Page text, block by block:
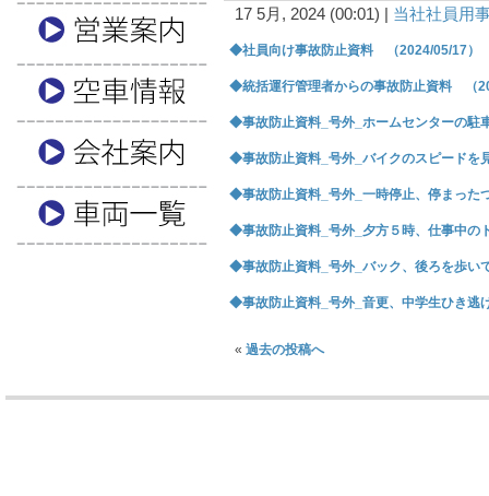
17 5月, 2024 (00:01) | 当社社員用
◆社員向け事故防止資料 （2024/05/17）
◆統括運行管理者からの事故防止資料 （
◆事故防止資料_号外_ホームセンターの
◆事故防止資料_号外_バイクのスピード
◆事故防止資料_号外_一時停止、停まっ
◆事故防止資料_号外_夕方５時、仕事中
◆事故防止資料_号外_バック、後ろを歩
◆事故防止資料_号外_音更、中学生ひき
« 過去の投稿へ